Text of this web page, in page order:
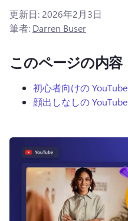
ログイン
更新日: 2026年2月3日
筆者: Darren Buser
このページの内容
初心者向けの
顔出しなしの